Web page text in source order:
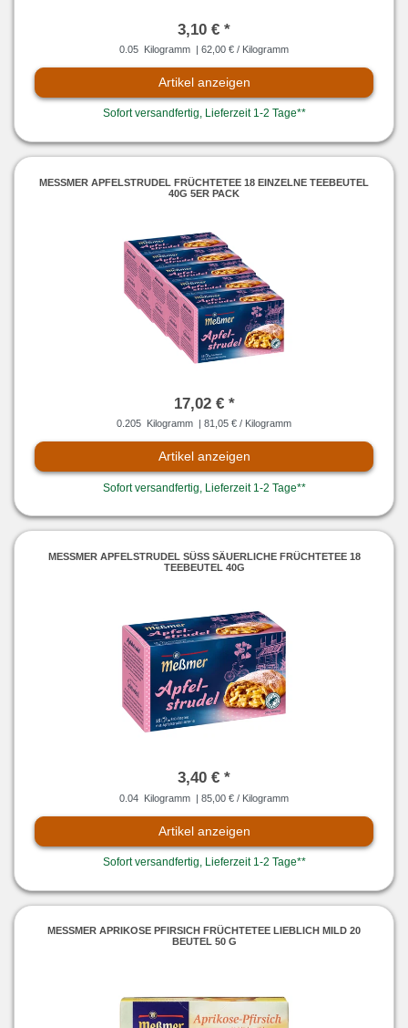
3,10 € *
0.05 Kilogramm | 62,00 € / Kilogramm
Artikel anzeigen
Sofort versandfertig, Lieferzeit 1-2 Tage**
MESSMER APFELSTRUDEL FRÜCHTETEE 18 EINZELNE TEEBEUTEL 4
0G 5ER PACK
17,02 € *
0.205 Kilogramm | 81,05 € / Kilogramm
Artikel anzeigen
Sofort versandfertig, Lieferzeit 1-2 Tage**
MESSMER APFELSTRUDEL SÜSS SÄUERLICHE FRÜCHTETEE 18 TE
EBEUTEL 40G
3,40 € *
0.04 Kilogramm | 85,00 € / Kilogramm
Artikel anzeigen
Sofort versandfertig, Lieferzeit 1-2 Tage**
MESSMER APRIKOSE PFIRSICH FRÜCHTETEE LIEBLICH MILD 20 B
EUTEL 50 G